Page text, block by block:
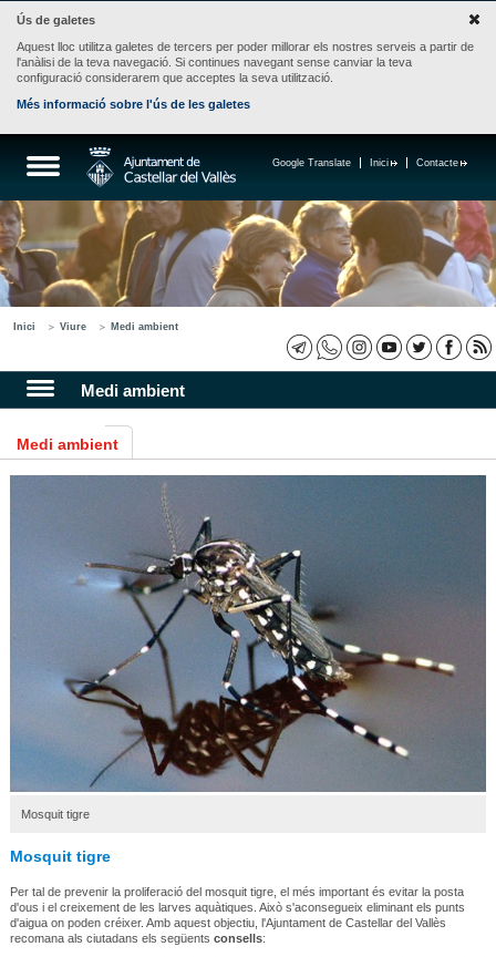
Ús de galetes
Aquest lloc utilitza galetes de tercers per poder millorar els nostres serveis a partir de
l'anàlisi de la teva navegació. Si continues navegant sense canviar la teva
configuració considerarem que acceptes la seva utilització.
Més informació sobre l'ús de les galetes
Contacte
Inici
Google Translate
Inici Viure Medi ambient
Medi ambient
Medi ambient
Mosquit tigre
Mosquit tigre
Per tal de prevenir la proliferació del mosquit tigre, el més important és evitar la posta
d'ous i el creixement de les larves aquàtiques. Això s'aconsegueix eliminant els punts
d'aigua on poden créixer. Amb aquest objectiu, l'Ajuntament de Castellar del Vallès
recomana als ciutadans els següents consells: